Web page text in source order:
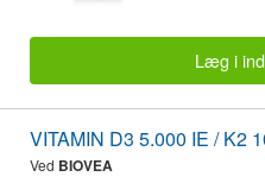
Læg i
VITAMIN D3 5.000 IE / K2
Ved BIOVEA